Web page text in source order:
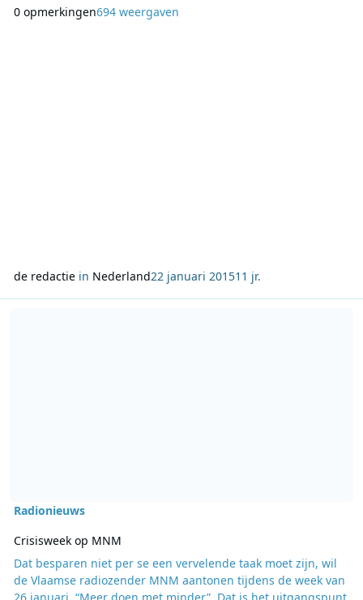
ochtendshow gaat op de schop, de hele programmering
0 opmerkingen694 weergaven
de redactiein Nederland22 januari 201511 jr.
Radionieuws
Crisisweek op MNM
Dat besparen niet per se een vervelende taak moet zijn, wil
de Vlaamse radiozender MNM aantonen tijdens de week van